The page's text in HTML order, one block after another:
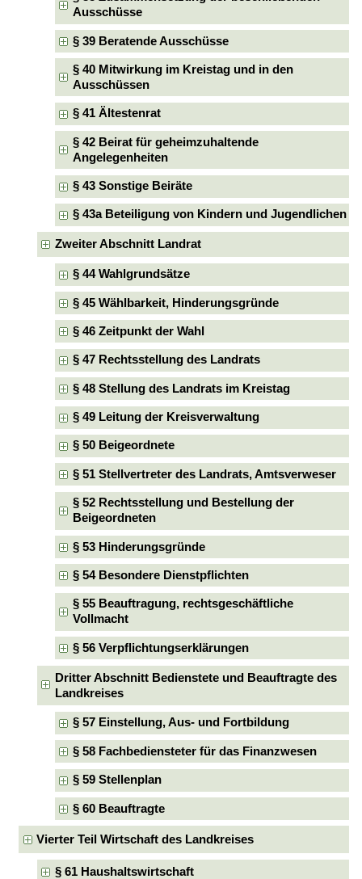
Ausschüsse
§ 39 Beratende Ausschüsse
§ 40 Mitwirkung im Kreistag und in den
Ausschüssen
§ 41 Ältestenrat
§ 42 Beirat für geheimzuhaltende
Angelegenheiten
§ 43 Sonstige Beiräte
§ 43a Beteiligung von Kindern und Jugendlichen
Zweiter Abschnitt Landrat
§ 44 Wahlgrundsätze
§ 45 Wählbarkeit, Hinderungsgründe
§ 46 Zeitpunkt der Wahl
§ 47 Rechtsstellung des Landrats
§ 48 Stellung des Landrats im Kreistag
§ 49 Leitung der Kreisverwaltung
§ 50 Beigeordnete
§ 51 Stellvertreter des Landrats, Amtsverweser
§ 52 Rechtsstellung und Bestellung der
Beigeordneten
§ 53 Hinderungsgründe
§ 54 Besondere Dienstpflichten
§ 55 Beauftragung, rechtsgeschäftliche
Vollmacht
§ 56 Verpflichtungserklärungen
Dritter Abschnitt Bedienstete und Beauftragte des
Landkreises
§ 57 Einstellung, Aus- und Fortbildung
§ 58 Fachbediensteter für das Finanzwesen
§ 59 Stellenplan
§ 60 Beauftragte
Vierter Teil Wirtschaft des Landkreises
§ 61 Haushaltswirtschaft